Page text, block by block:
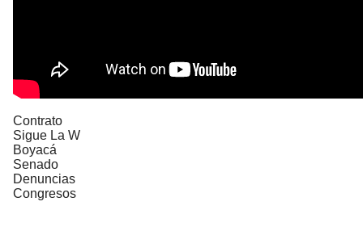
Contrato
Sigue La W
Boyacá
Senado
Denuncias
Congresos